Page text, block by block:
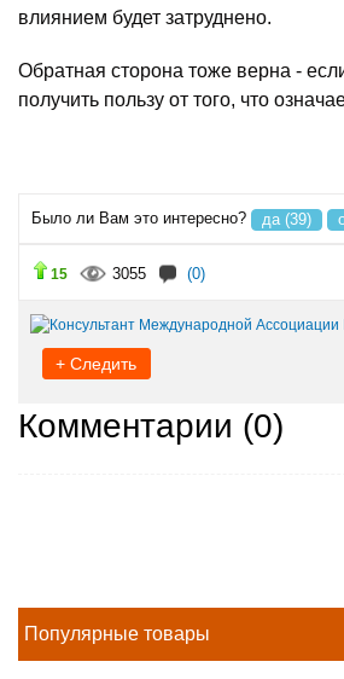
влиянием будет затруднено.
Обратная сторона тоже верна -
получить пользу от того, что
Было ли Вам это интересно? да (39)
15 3055 (0)
+ Следить
Комментарии (0)
Популярные товары